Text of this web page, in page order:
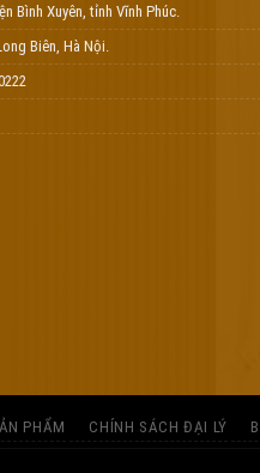
Bình Xuyên, tỉnh Vĩnh Phúc.
Biên, Hà Nội.
PHẨM CHÍNH SÁCH ĐẠI LÝ